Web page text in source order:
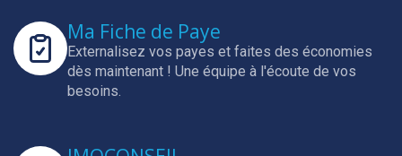
Ma Fiche de Paye
Externalisez vos payes et faites des économies
dès maintenant ! Une équipe à l'écoute de vos
besoins.